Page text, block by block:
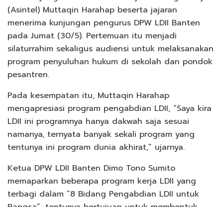
(Asintel) Muttaqin Harahap beserta jajaran
menerima kunjungan pengurus DPW LDII Banten
pada Jumat (30/5). Pertemuan itu menjadi
silaturrahim sekaligus audiensi untuk melaksanakan
program penyuluhan hukum di sekolah dan pondok
pesantren.
Pada kesempatan itu, Muttaqin Harahap
mengapresiasi program pengabdian LDII, “Saya kira
LDII ini programnya hanya dakwah saja sesuai
namanya, ternyata banyak sekali program yang
tentunya ini program dunia akhirat,” ujarnya.
Ketua DPW LDII Banten Dimo Tono Sumito
memaparkan beberapa program kerja LDII yang
terbagi dalam “8 Bidang Pengabdian LDII untuk